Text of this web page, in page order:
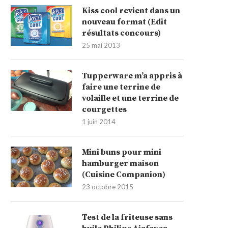
Kiss cool revient dans un
nouveau format (Edit
résultats concours)
25 mai 2013
Tupperware m’a appris à
faire une terrine de
volaille et une terrine de
courgettes
1 juin 2014
Mini buns pour mini
hamburger maison
(Cuisine Companion)
23 octobre 2015
Test de la friteuse sans